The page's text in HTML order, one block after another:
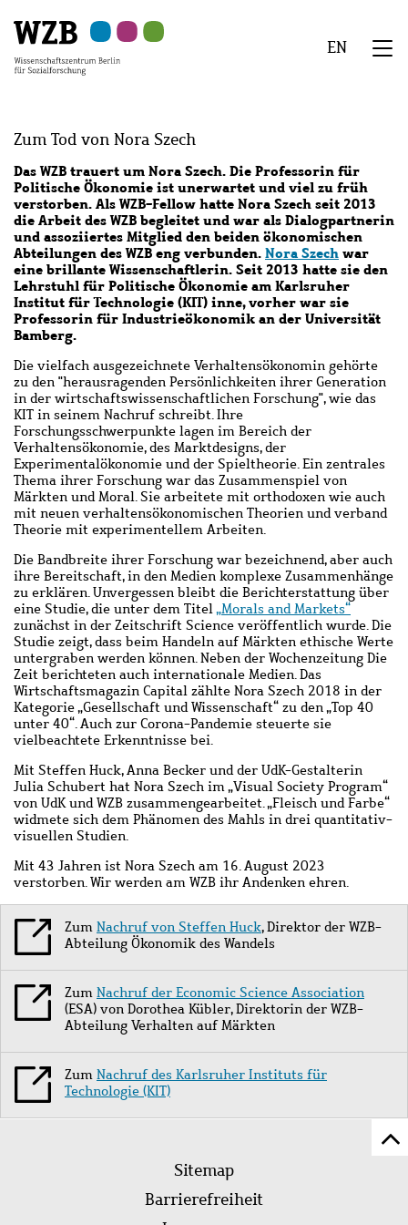
Hauptinhalt
springen
Navigation
springen
Suche
springen
Sekundärnavigation
springen
Fußzeile
springen
EN
Zum Tod von Nora Szech
Das WZB trauert um Nora Szech. Die Professorin für
Politische Ökonomie ist unerwartet und viel zu früh
verstorben. Als WZB-Fellow hatte Nora Szech seit 2013
die Arbeit des WZB begleitet und war als Dialogpartnerin
und assoziiertes Mitglied den beiden ökonomischen
Abteilungen des WZB eng verbunden.Nora Szechwar
eine brillante Wissenschaftlerin. Seit 2013 hatte sie den
Lehrstuhl für Politische Ökonomie am Karlsruher
Institut für Technologie (KIT) inne, vorher war sie
Professorin für Industrieökonomik an der Universität
Bamberg.
Die vielfach ausgezeichnete Verhaltensökonomin gehörte
zu den "herausragenden Persönlichkeiten ihrer Generation
in der wirtschaftswissenschaftlichen Forschung", wie das
KIT in seinem Nachruf schreibt. Ihre
Forschungsschwerpunkte lagen im Bereich der
Verhaltensökonomie, des Marktdesigns, der
Experimentalökonomie und der Spieltheorie. Ein zentrales
Thema ihrer Forschung war das Zusammenspiel von
Märkten und Moral.Sie arbeitete mit orthodoxen wie auch
mit neuen verhaltensökonomischen Theorien und verband
Theorie mit experimentellem Arbeiten.
Die Bandbreite ihrer Forschung war bezeichnend, aber auch
ihre Bereitschaft, in den Medien komplexe Zusammenhänge
zu erklären. Unvergessen bleibt die Berichterstattung über
eine Studie, die unter dem Titel„Morals and Markets“
zunächst in der Zeitschrift Science veröffentlich wurde. Die
Studie zeigt, dass beim Handeln auf Märkten ethische Werte
untergraben werden können. Neben der Wochenzeitung Die
Zeit berichteten auch internationale Medien. Das
Wirtschaftsmagazin Capital zählte Nora Szech 2018 in der
Kategorie „Gesellschaft und Wissenschaft“ zu den „Top 40
unter 40“. Auch zur Corona-Pandemie steuerte sie
vielbeachtete Erkenntnisse bei.
Mit Steffen Huck, Anna Becker und der UdK-Gestalterin
Julia Schubert hat Nora Szech im „Visual Society Program“
von UdK und WZB zusammengearbeitet. „Fleisch und Farbe“
widmete sich dem Phänomen des Mahls in drei quantitativ-
visuellen Studien.
Mit 43 Jahren ist Nora Szech am 16. August 2023
verstorben. Wir werden am WZB ihr Andenken ehren.
Zum Nachruf von Steffen Huck, Direktor der WZB-
Abteilung Ökonomik des Wandels
Zum Nachruf der Economic Science Association
(ESA) von Dorothea Kübler, Direktorin der WZB-
Abteilung Verhalten auf Märkten
Zum Nachruf des Karlsruher Instituts für
Technologie (KIT)
Fußleistenmenü
Sitemap
Barrierefreiheit